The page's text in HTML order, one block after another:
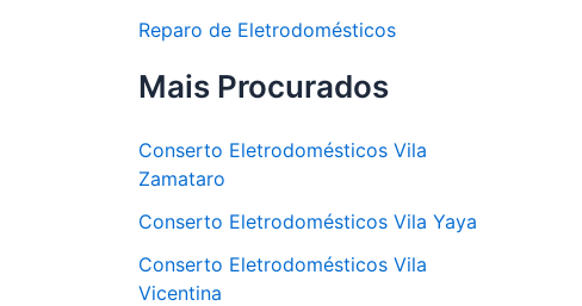
Reparo de Eletrodomésticos
Mais Procurados
Conserto Eletrodomésticos Vila
Zamataro
Conserto Eletrodomésticos Vila Yaya
Conserto Eletrodomésticos Vila
Vicentina